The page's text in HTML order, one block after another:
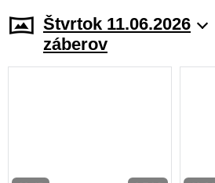
Štvrtok 11.06.2026
záberov